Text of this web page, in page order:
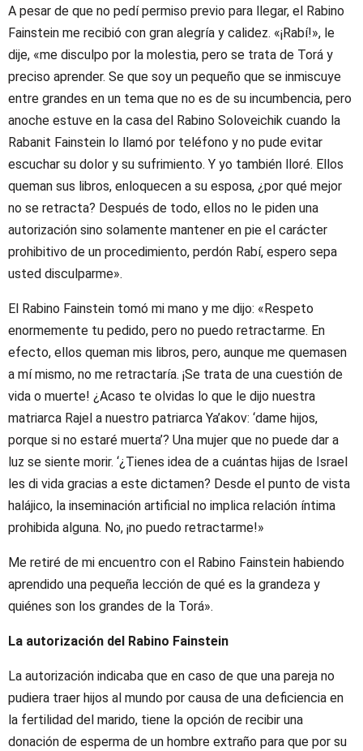
A pesar de que no pedí permiso previo para llegar, el Rabino
Fainstein me recibió con gran alegría y calidez. «¡Rabí!», le
dije, «me disculpo por la molestia, pero se trata de Torá y
preciso aprender. Se que soy un pequeño que se inmiscuye
entre grandes en un tema que no es de su incumbencia, pero
anoche estuve en la casa del Rabino Soloveichik cuando la
Rabanit Fainstein lo llamó por teléfono y no pude evitar
escuchar su dolor y su sufrimiento. Y yo también lloré. Ellos
queman sus libros, enloquecen a su esposa, ¿por qué mejor
no se retracta? Después de todo, ellos no le piden una
autorización sino solamente mantener en pie el carácter
prohibitivo de un procedimiento, perdón Rabí, espero sepa
usted disculparme».
El Rabino Fainstein tomó mi mano y me dijo: «Respeto
enormemente tu pedido, pero no puedo retractarme. En
efecto, ellos queman mis libros, pero, aunque me quemasen
a mí mismo, no me retractaría. ¡Se trata de una cuestión de
vida o muerte! ¿Acaso te olvidas lo que le dijo nuestra
matriarca Rajel a nuestro patriarca Ya’akov: ‘dame hijos,
porque si no estaré muerta’? Una mujer que no puede dar a
luz se siente morir. ‘¿Tienes idea de a cuántas hijas de Israel
les di vida gracias a este dictamen? Desde el punto de vista
halájico, la inseminación artificial no implica relación íntima
prohibida alguna. No, ¡no puedo retractarme!»
Me retiré de mi encuentro con el Rabino Fainstein habiendo
aprendido una pequeña lección de qué es la grandeza y
quiénes son los grandes de la Torá».
La autorización del Rabino Fainstein
La autorización indicaba que en caso de que una pareja no
pudiera traer hijos al mundo por causa de una deficiencia en
la fertilidad del marido, tiene la opción de recibir una
donación de esperma de un hombre extraño para que por su